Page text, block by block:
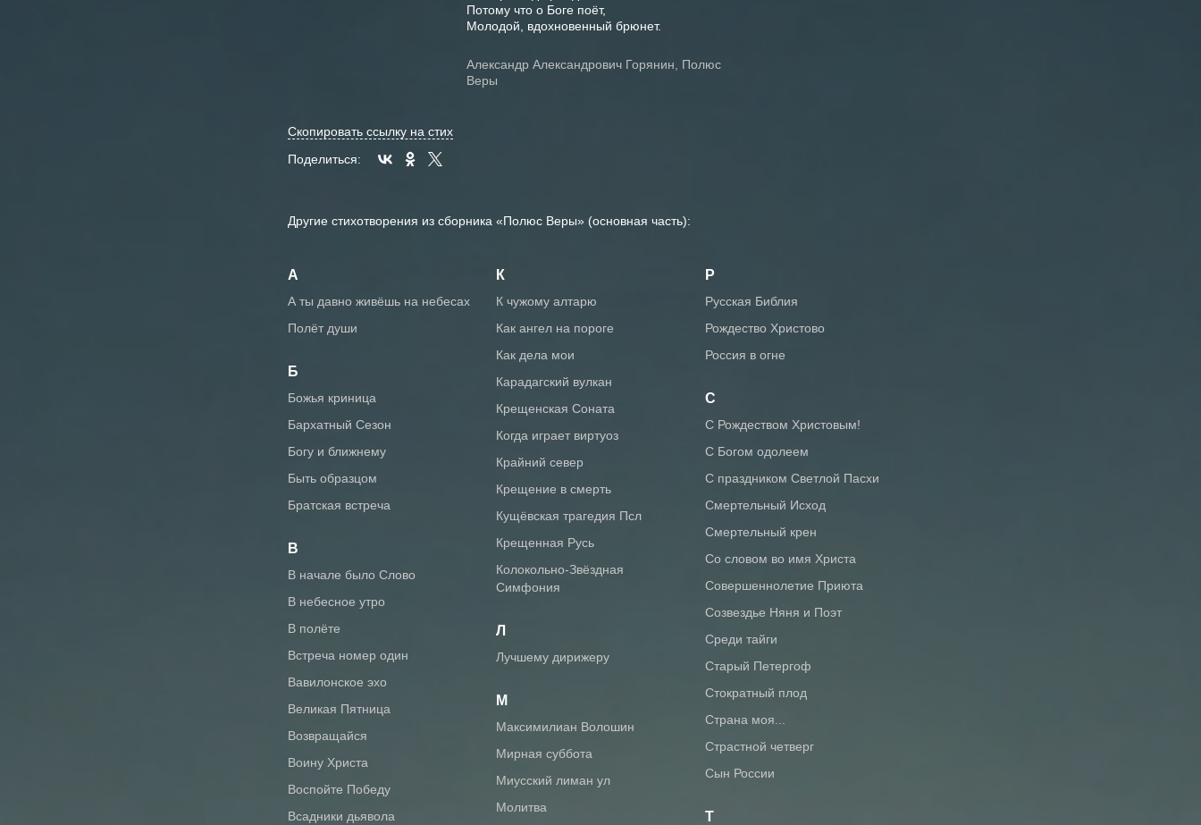
Потому что о Боге поёт,
Александр Александрович Горянин, Полюс
Веры
Скопировать ссылку на стих
Поделиться:
Другие стихотворения из сборника «Полюс Веры» (основная часть):
А
А ты давно живёшь на небесах
Полёт души
Б
Божья криница
Бархатный Сезон
Богу и ближнему
Быть образцом
Братская встреча
В
В начале было Слово
В небесное утро
В полёте
Встреча номер один
Вавилонское эхо
Великая Пятница
Возвращайся
Воину Христа
Воспойте Победу
Всадники дьявола
К
К чужому алтарю
Как ангел на пороге
Как дела мои
Карадагский вулкан
Крещенская Соната
Когда играет виртуоз
Крайний север
Крещение в смерть
Кущёвская трагедия Псл
Крещенная Русь
Колокольно-Звёздная
Симфония
Л
Лучшему дирижеру
М
Максимилиан Волошин
Мирная суббота
Миусский лиман ул
Молитва
Р
Русская Библия
Рождество Христово
Россия в огне
С
С Рождеством Христовым!
С Богом одолеем
С праздником Светлой Пасхи
Смертельный Исход
Смертельный крен
Со словом во имя Христа
Совершеннолетие Приюта
Созвездье Няня и Поэт
Среди тайги
Старый Петергоф
Стократный плод
Страна моя...
Страстной четверг
Сын России
Т